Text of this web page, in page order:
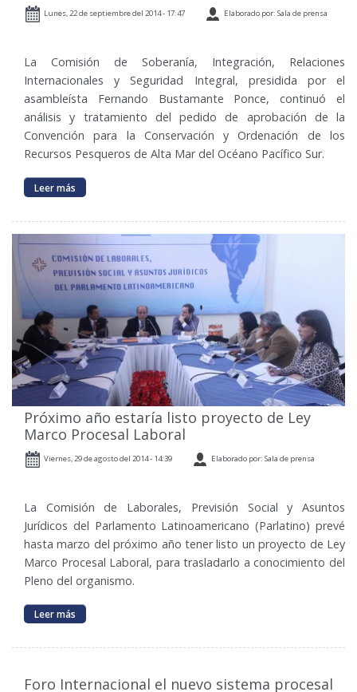
Lunes, 22 de septiembre del 2014 - 17:47 Elaborado por: Sala de prensa
La Comisión de Soberanía, Integración, Relaciones
Internacionales y Seguridad Integral, presidida por el
asambleísta Fernando Bustamante Ponce, continuó el
análisis y tratamiento del pedido de aprobación de la
Convención para la Conservación y Ordenación de los
Recursos Pesqueros de Alta Mar del Océano Pacífico Sur.
Leer más
Próximo año estaría listo proyecto de Ley
Marco Procesal Laboral
Viernes, 29 de agosto del 2014 - 14:39 Elaborado por: Sala de prensa
La Comisión de Laborales, Previsión Social y Asuntos
Jurídicos del Parlamento Latinoamericano (Parlatino) prevé
hasta marzo del próximo año tener listo un proyecto de Ley
Marco Procesal Laboral, para trasladarlo a conocimiento del
Pleno del organismo.
Leer más
Foro Internacional el nuevo sistema procesal